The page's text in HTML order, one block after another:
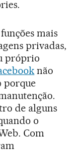
mais
privadas,
próprio
não
porque
de alguns
o
Com